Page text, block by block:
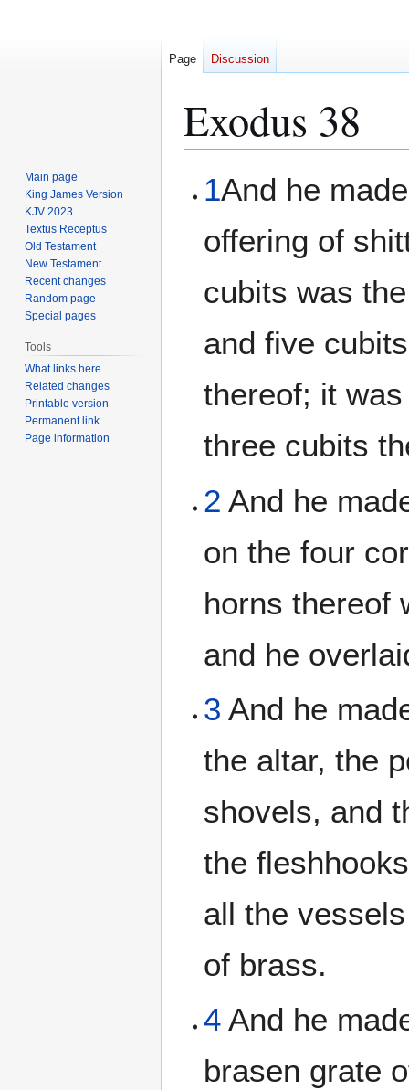
Exodus 38
toto
1And he
offering of
cubits was
and five
thereof; it
three cubits
2 And he
on the four
horns thereof
and he
3 And he
the altar, the
shovels, and
the
all the
of brass.
4 And he
brasen grate
Page Discussion
Main page
King James Version
KJV 2023
Textus Receptus
Old Testament
New Testament
Recent changes
Random page
Special pages
Tools
What links here
Related changes
Printable version
Permanent link
Page information